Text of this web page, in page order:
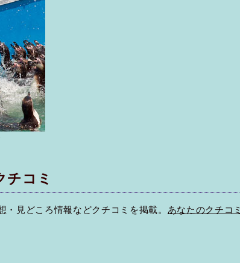
チコミ
・見どころ情報などクチコミを掲載。 あなたのクチコミ